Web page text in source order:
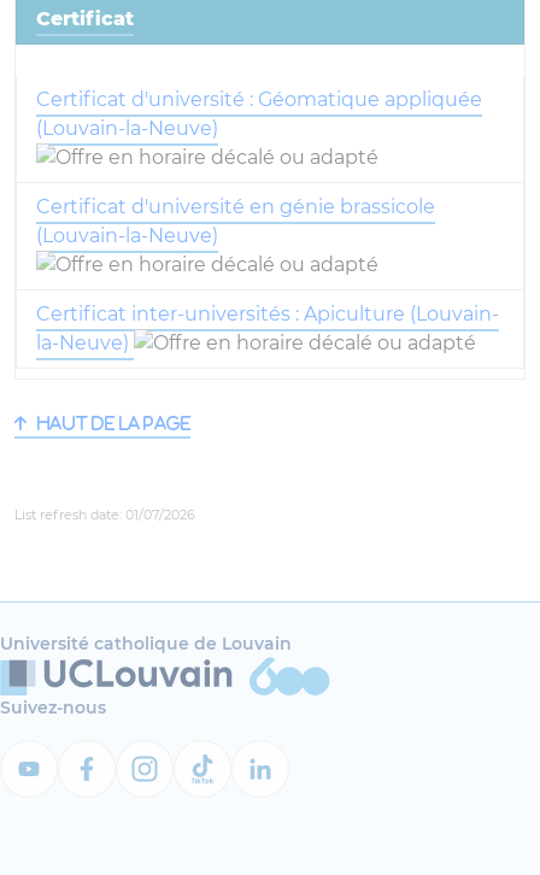
Certificat
Certificat d'université : Géomatique appliquée
(Louvain-la-Neuve)
Certificat d'université en génie brassicole
(Louvain-la-Neuve)
Certificat inter-universités : Apiculture (Louvain-
la-Neuve)
Haut de la page
List refresh date: 01/07/2026
Université catholique de Louvain
Suivez-nous